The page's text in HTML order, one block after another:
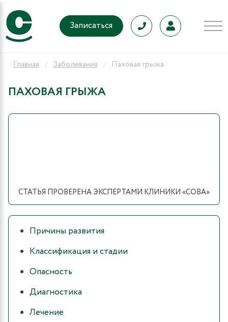
Записаться
Главная Заболевания Паховая грыжа
ПАХОВАЯ ГРЫЖА
СТАТЬЯ ПРОВЕРЕНА ЭКСПЕРТАМИ КЛИНИКИ «СОВА»
Причины развития
Классификация и стадии
Опасность
Диагностика
Лечение